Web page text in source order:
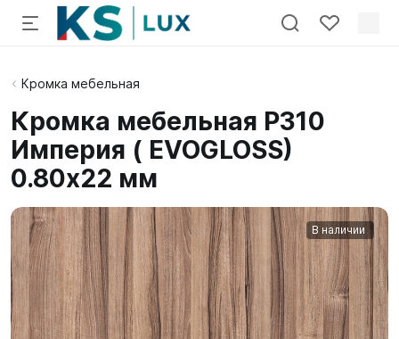
Кромка мебельная
Кромка мебельная P310
Империя ( EVOGLOSS)
0.80x22 мм
В наличии